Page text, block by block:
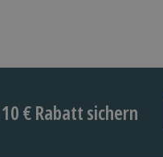
€ Rabatt sichern